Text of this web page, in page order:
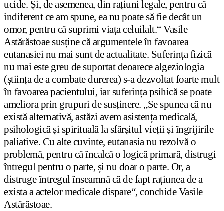
ucide. Și, de asemenea, din rațiuni legale, pentru că
indiferent ce am spune, ea nu poate să fie decât un
omor, pentru că suprimi viața celuilalt.“ Vasile
Astărăstoae susține că argumentele în favoarea
eutanasiei nu mai sunt de actualitate. Suferința fizică
nu mai este greu de suportat deoarece algeziologia
(știința de a combate durerea) s-a dezvoltat foarte mult
în favoarea pacientului, iar suferința psihică se poate
ameliora prin grupuri de susținere. „Se spunea că nu
există alternativă, astăzi avem asistența medicală,
psihologică și spirituală la sfârșitul vieții și îngrijirile
paliative. Cu alte cuvinte, eutanasia nu rezolvă o
problemă, pentru că încalcă o logică primară, distrugi
întregul pentru o parte, și nu doar o parte. Or, a
distruge întregul înseamnă că de fapt rațiunea de a
exista a actelor medicale dispare“, conchide Vasile
Astărăstoae.